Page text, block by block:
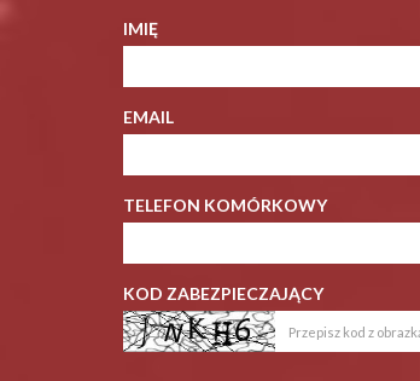
IMIĘ
EMAIL
TELEFON KOMÓRKOWY
KOD ZABEZPIECZAJĄCY